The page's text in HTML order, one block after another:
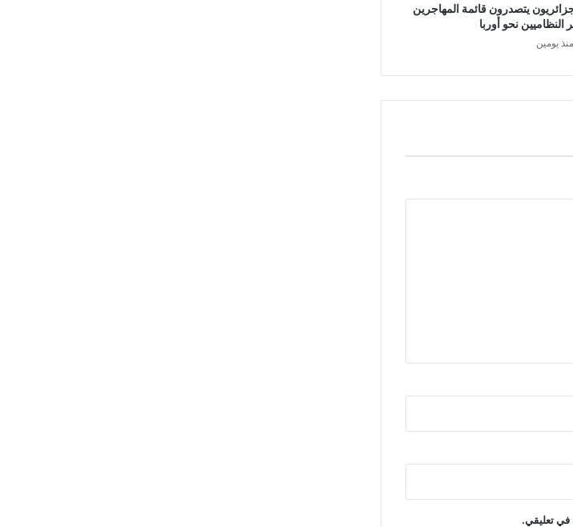
يتصدرون قائمة المهاجرين
النظاميين نحو أوربا
منذ يومين
في تعليقي.